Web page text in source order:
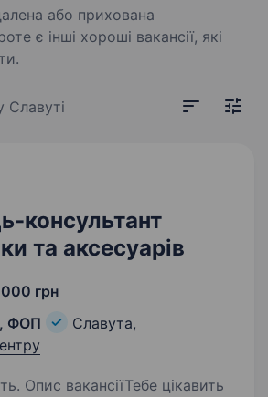
або прихована
є інші хороші вакансії, які
Славуті
консультант
та аксесуарів
грн
ФОП
Славута,